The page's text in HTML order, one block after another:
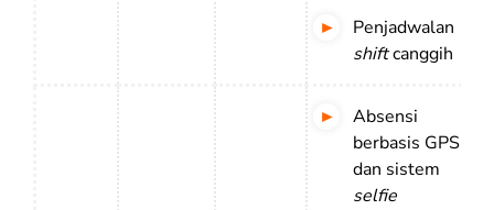
Penjadwalan
shiftcanggih
Absensi
berbasis GPS
dan sistem
selfie